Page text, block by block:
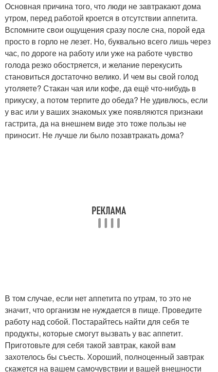
Основная причина того, что люди не завтракают дома
утром, перед работой кроется в отсутствии аппетита.
Вспомните свои ощущения сразу после сна, порой еда
просто в горло не лезет. Но, буквально всего лишь через
час, по дороге на работу или уже на работе чувство
голода резко обостряется, и желание перекусить
становиться достаточно велико. И чем вы свой голод
утоляете? Стакан чая или кофе, да ещё что-нибудь в
прикуску, а потом терпите до обеда? Не удивлюсь, если
у вас или у ваших знакомых уже появляются признаки
гастрита, да на внешнем виде это тоже пользы не
приносит. Не лучше ли было позавтракать дома?
В том случае, если нет аппетита по утрам, то это не
значит, что организм не нуждается в пище. Проведите
работу над собой. Постарайтесь найти для себя те
продукты, которые смогут вызвать у вас аппетит.
Приготовьте для себя такой завтрак, какой вам
захотелось бы съесть. Хороший, полноценный завтрак
скажется на вашем самочувствии и вашей внешности